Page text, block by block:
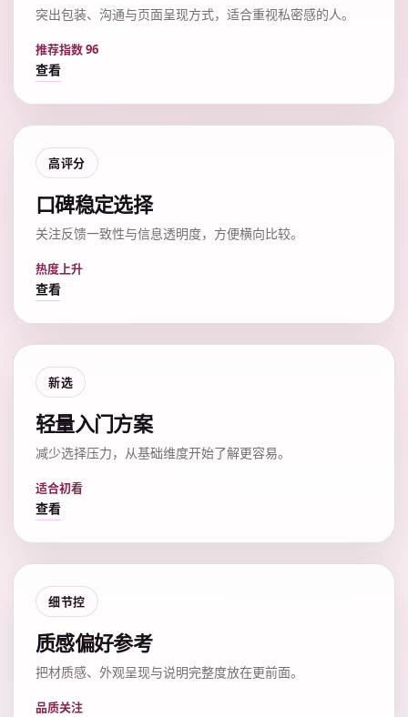
突出包装、沟通与页面呈现方式，适合重视私密感的人。
推荐指数 96
查看
高评分
口碑稳定选择
关注反馈一致性与信息透明度，方便横向比较。
热度上升
查看
新选
轻量入门方案
减少选择压力，从基础维度开始了解更容易。
适合初看
查看
细节控
质感偏好参考
把材质感、外观呈现与说明完整度放在更前面。
品质关注